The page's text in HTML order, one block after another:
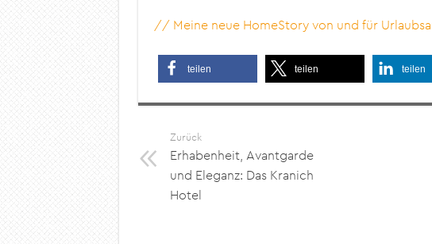
// Meine neue HomeStory von und für
teilen teilen teilen
Zurück
Erhabenheit, Avantgarde
und Eleganz: Das Kranich
Hotel